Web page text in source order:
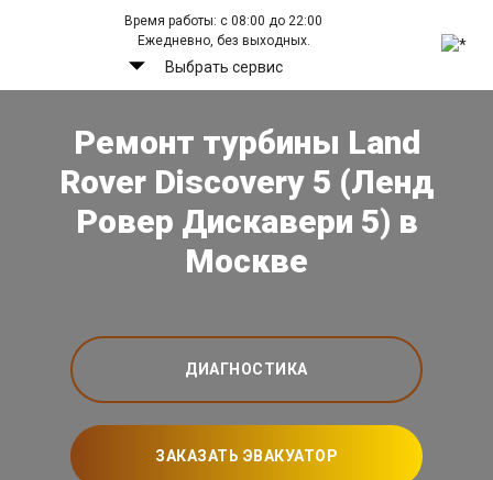
Время работы: с 08:00 до 22:00
Ежедневно, без выходных.
Выбрать сервис
Ремонт турбины Land
Rover Discovery 5 (Ленд
Ровер Дискавери 5) в
Москве
ДИАГНОСТИКА
ЗАКАЗАТЬ ЭВАКУАТОР